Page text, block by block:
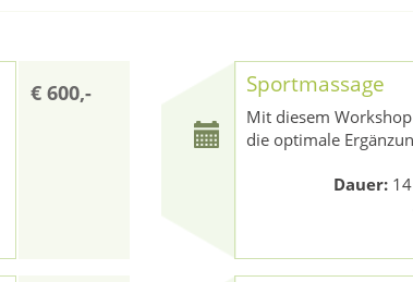
€ 600,- Sportmassage
Mit diesem
die optimale
Dauer:14